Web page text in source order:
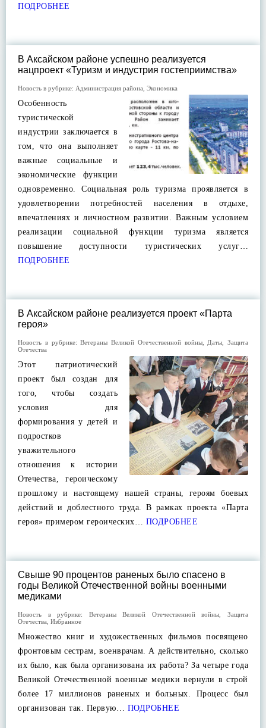
ПОДРОБНЕЕ
В Аксайском районе успешно реализуется
нацпроект «Туризм и индустрия гостеприимства»
Новость в рубрике: Администрация района Экономика
Особенность
туристической
индустрии заключается в
том, что она выполняет
важные социальные и
экономические функции
одновременно. Социальная роль туризма проявляется в
удовлетворении потребностей населения в отдыхе,
впечатлениях и личностном развитии. Важным условием
реализации социальной функции туризма является
повышение доступности туристических услуг…
ПОДРОБНЕЕ
В Аксайском районе реализуется проект «Парта
героя»
Новость в рубрике:Ветераны Великой Отечественной войны, Даты
Защита
Отечества
Этот патриотический
проект был создан для
того, чтобы создать
условия для
формирования у детей и
подростков
уважительного
отношения к истории
Отечества, героическому
прошлому и настоящему нашей страны, героям боевых
действий и доблестного труда. В рамках проекта «Парта
героя» примером героических… ПОДРОБНЕЕ
Свыше 90 процентов раненых было спасено в
годы Великой Отечественной войны военными
медиками
Новость в рубрике: Ветераны Великой Отечественной войны ,Защита
Отечества Избранное
Множество книг и художественных фильмов посвящено
фронтовым сестрам, военврачам. А действительно, сколько
их было, как была организована их работа? За четыре года
Великой Отечественной военные медики вернули в строй
более 17 миллионов раненых и больных. Процесс был
организован так. Первую… ПОДРОБНЕЕ